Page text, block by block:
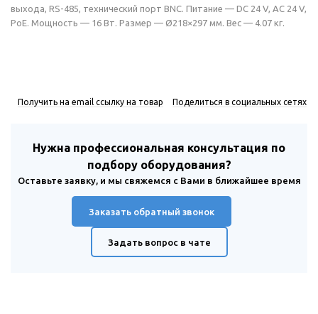
выхода, RS-485, технический порт BNC. Питание — DC 24 V, AC 24 V,
PoE. Мощность — 16 Вт. Размер — Ø218×297 мм. Вес — 4.07 кг.
Получить на email ссылку на товар Поделиться в социальных сетях
Нужна профессиональная консультация по
подбору оборудования?
Оставьте заявку, и мы свяжемся с Вами в ближайшее время
Заказать обратный звонок
Задать вопрос в чате